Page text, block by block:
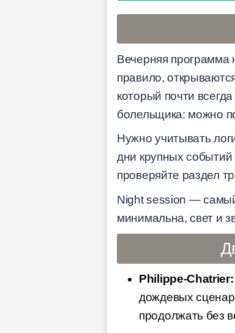
Вечерняя программа
правило,
который почти
болельщика: можно
Нужно учитывать
дни крупных
проверяйте раздел
Night session —
минимальна, свет и
Philippe-Chatrier:
дождевых
продолжать без